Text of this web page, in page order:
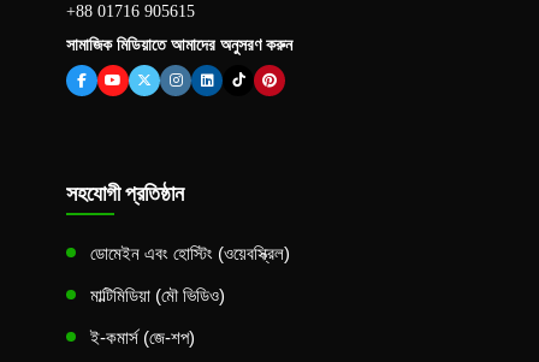
+88 01716 905615
সামাজিক মিডিয়াতে আমাদের অনুসরণ করুন
সহযোগী প্রতিষ্ঠান
ডোমেইন এবং হোস্টিং (ওয়েবস্ক্রিল)
মাল্টিমিডিয়া (মৌ ভিডিও)
ই-কমার্স (জে-শপ)